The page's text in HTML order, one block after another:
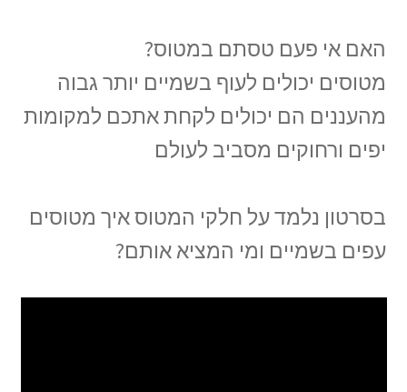
האם אי פעם טסתם במטוס?
מטוסים יכולים לעוף בשמיים יותר גבוה
מהעננים הם יכולים לקחת אתכם למקומות
יפים ורחוקים מסביב לעולם
בסרטון נלמד על חלקי המטוס איך מטוסים
עפים בשמיים ומי המציא אותם?